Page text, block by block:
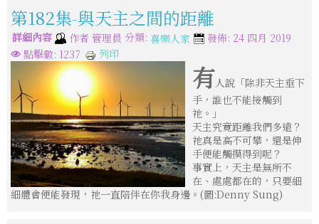
第182集-與天主之間的距離
詳細內容 作者 管理員 分類: 喜樂人家
發佈: 24 四月 2019
點擊數: 1237
列印
有人說「除非天主垂下
手，誰也不能接觸到
祂。」
天主究竟距離我們多遠？
祂真是高不可攀，還是伸
手便能觸摸得到呢？
事實上，天主是無所不
在、處處都在的，只要細
細體會便能發現，祂一直陪伴在你我身邊。(圖:Denny Sung)